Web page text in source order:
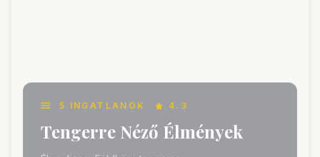
5 INGATLANOK 4.3
Tengerre Néző Élmények